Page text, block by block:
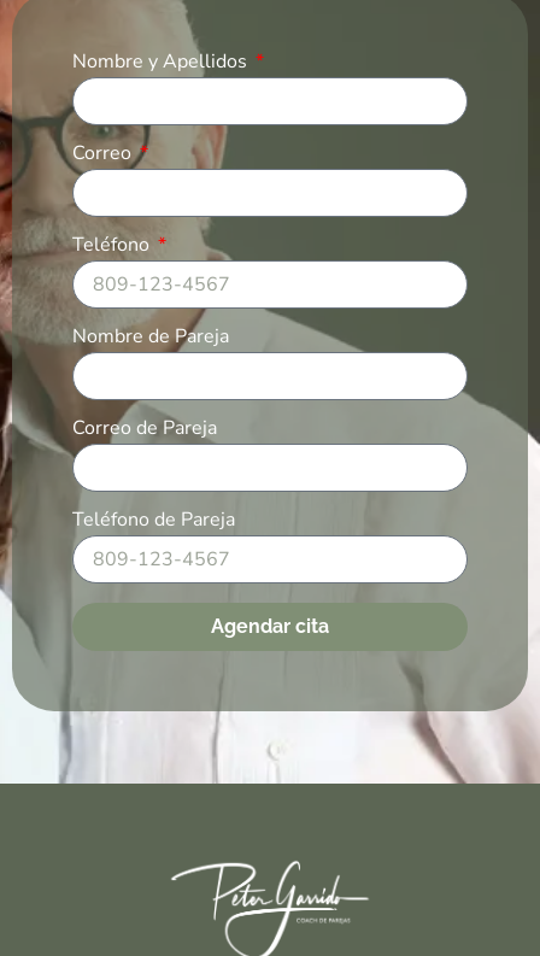
Nombre y Apellidos
Correo
Teléfono
Nombre de Pareja
Correo de Pareja
Teléfono de Pareja
Agendar cita